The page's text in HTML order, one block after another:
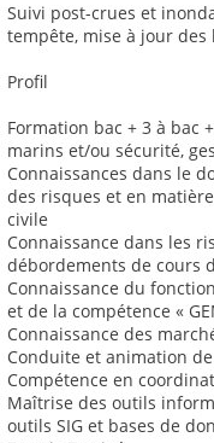
Suivi post-crues et
tempête, mise à jour des
Profil
Formation bac + 3 à bac
marins et/ou sécurité,
Connaissances dans le
des risques et en
civile
Connaissance dans les
débordements de cours
Connaissance du
et de la compétence «
Connaissance des
Conduite et animation
Compétence en
Maîtrise des outils
outils SIG et bases de